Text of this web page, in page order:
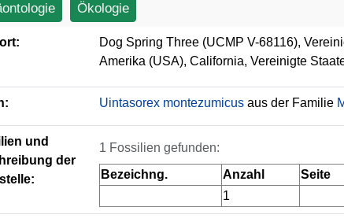
Ökologie
Dog Spring Three (UCMP V-68116),
Amerika (USA), California, Vereinigte
Uintasorex montezumicus aus der Familie
und
der
1 Fossilien gefunden:
Bezeichng.
Anzahl Seite
1